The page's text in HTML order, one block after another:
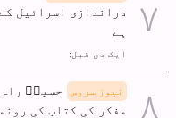
دراندازی اسرائیل
ہے
ایک دن قبل:
نیوز سروس
حسینؑ راہِ
مفکر کی کتاب کی